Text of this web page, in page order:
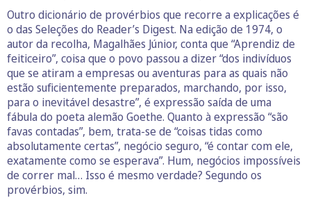
Outro dicionário de provérbios que recorre a explicações é
o das Seleções do Reader’s Digest. Na edição de 1974, o
autor da recolha, Magalhães Júnior, conta que “Aprendiz de
feiticeiro”, coisa que o povo passou a dizer “dos indivíduos
que se atiram a empresas ou aventuras para as quais não
estão suficientemente preparados, marchando, por isso,
para o inevitável desastre”, é expressão saída de uma
fábula do poeta alemão Goethe. Quanto à expressão “são
favas contadas”, bem, trata-se de “coisas tidas como
absolutamente certas”, negócio seguro, “é contar com ele,
exatamente como se esperava”. Hum, negócios impossíveis
de correr mal… Isso é mesmo verdade? Segundo os
provérbios, sim.